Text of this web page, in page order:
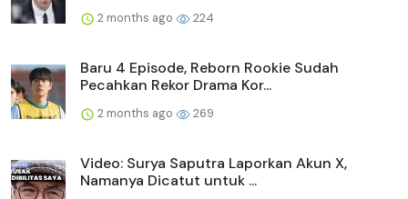
2 months ago 224
Baru 4 Episode, Reborn Rookie Sudah
Pecahkan Rekor Drama Kor...
2 months ago 269
Video: Surya Saputra Laporkan Akun X,
Namanya Dicatut untuk ...